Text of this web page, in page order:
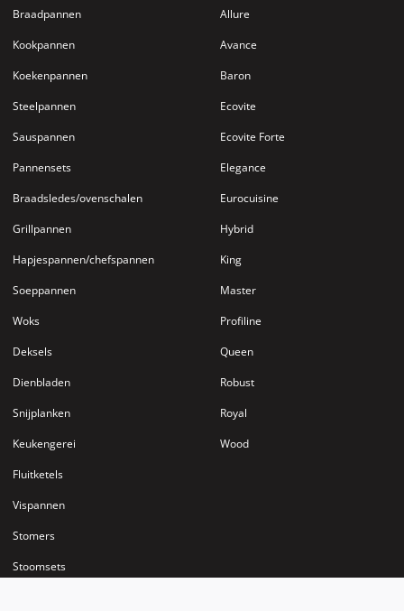
Braadpannen
Kookpannen
Koekenpannen
Steelpannen
Sauspannen
Pannensets
Braadsledes/ovenschalen
Grillpannen
Hapjespannen/chefspannen
Soeppannen
Woks
Deksels
Dienbladen
Snijplanken
Keukengerei
Fluitketels
Vispannen
Stomers
Stoomsets
Allure
Avance
Baron
Ecovite
Ecovite Forte
Elegance
Eurocuisine
Hybrid
King
Master
Profiline
Queen
Robust
Royal
Wood